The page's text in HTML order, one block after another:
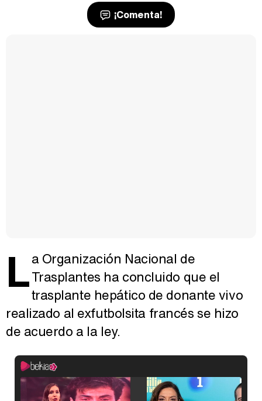
¡Comenta!
La Organización Nacional de
Trasplantes ha concluido que el
trasplante hepático de donante vivo
realizado al exfutbolsita francés se hizo
de acuerdo a la ley.